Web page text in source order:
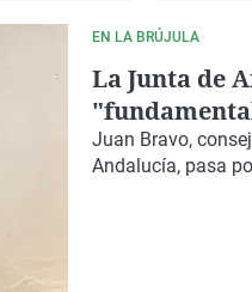
EN LA BRÚJULA
La Junta de
Juan Bravo,
Andalucía, pasa